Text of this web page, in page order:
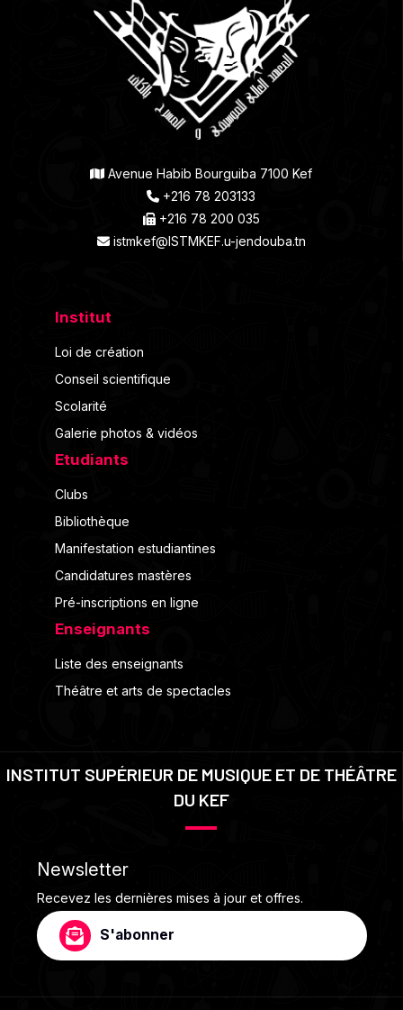
Avenue Habib Bourguiba 7100 Kef
+216 78 203133
+216 78 200 035
istmkef@ISTMKEF.u-jendouba.tn
Institut
Loi de création
Conseil scientifique
Scolarité
Galerie photos & vidéos
Etudiants
Clubs
Bibliothèque
Manifestation estudiantines
Candidatures mastères
Pré-inscriptions en ligne
Enseignants
Liste des enseignants
Théâtre et arts de spectacles
INSTITUT SUPÉRIEUR DE MUSIQUE ET DE THÉÂTRE
DU KEF
Newsletter
Recevez les dernières mises à jour et offres.
S'abonner